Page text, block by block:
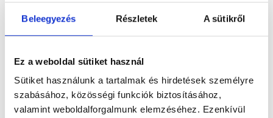
Beleegyezés Részletek A sütikről
Ez a weboldal sütiket használ
Sütiket használunk a tartalmak és hirdetések személyre
szabásához, közösségi funkciók biztosításához,
valamint weboldalforgalmunk elemzéséhez. Ezenkívül